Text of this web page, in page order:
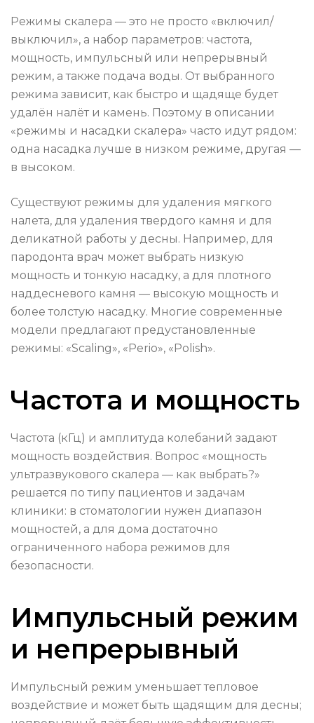
Режимы скалера — это не просто «включил/
выключил», а набор параметров: частота,
мощность, импульсный или непрерывный
режим, а также подача воды. От выбранного
режима зависит, как быстро и щадяще будет
удалён налёт и камень. Поэтому в описании
«режимы и насадки скалера» часто идут рядом:
одна насадка лучше в низком режиме, другая —
в высоком.
Существуют режимы для удаления мягкого
налета, для удаления твердого камня и для
деликатной работы у десны. Например, для
пародонта врач может выбрать низкую
мощность и тонкую насадку, а для плотного
наддесневого камня — высокую мощность и
более толстую насадку. Многие современные
модели предлагают предустановленные
режимы: «Scaling», «Perio», «Polish».
Частота и мощность
Частота (кГц) и амплитуда колебаний задают
мощность воздействия. Вопрос «мощность
ультразвукового скалера — как выбрать?»
решается по типу пациентов и задачам
клиники: в стоматологии нужен диапазон
мощностей, а для дома достаточно
ограниченного набора режимов для
безопасности.
Импульсный режим
и непрерывный
Импульсный режим уменьшает тепловое
воздействие и может быть щадящим для десны;